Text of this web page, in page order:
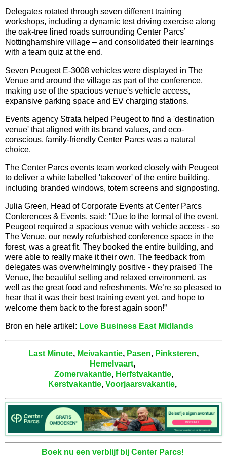
Delegates rotated through seven different training
workshops, including a dynamic test driving exercise along
the oak-tree lined roads surrounding Center Parcs’
Nottinghamshire village – and consolidated their learnings
with a team quiz at the end.
Seven Peugeot E-3008 vehicles were displayed in The
Venue and around the village as part of the conference,
making use of the spacious venue's vehicle access,
expansive parking space and EV charging stations.
Events agency Strata helped Peugeot to find a 'destination
venue' that aligned with its brand values, and eco-
conscious, family-friendly Center Parcs was a natural
choice.
The Center Parcs events team worked closely with Peugeot
to deliver a white labelled 'takeover' of the entire building,
including branded windows, totem screens and signposting.
Julia Green, Head of Corporate Events at Center Parcs
Conferences & Events, said: "Due to the format of the event,
Peugeot required a spacious venue with vehicle access - so
The Venue, our newly refurbished conference space in the
forest, was a great fit. They booked the entire building, and
were able to really make it their own. The feedback from
delegates was overwhelmingly positive - they praised The
Venue, the beautiful setting and relaxed environment, as
well as the great food and refreshments. We’re so pleased to
hear that it was their best training event yet, and hope to
welcome them back to the forest again soon!”
Bron en hele artikel: Love Business East Midlands
Last Minute, Meivakantie, Pasen, Pinksteren,
Hemelvaart,
Zomervakantie, Herfstvakantie,
Kerstvakantie, Voorjaarsvakantie,
Boek nu een verblijf bij Center Parcs!